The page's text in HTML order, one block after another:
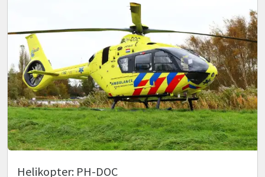
Helikopter: PH-DOC